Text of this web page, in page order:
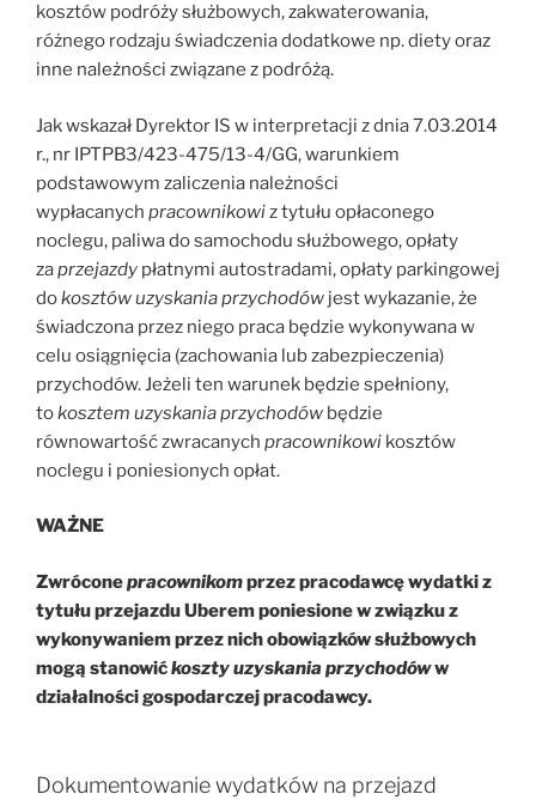
kosztów podróży służbowych, zakwaterowania,
różnego rodzaju świadczenia dodatkowe np. diety oraz
inne należności związane z podróżą.
Jak wskazał Dyrektor IS w interpretacji z dnia 7.03.2014
r., nr IPTPB3/423-475/13-4/GG, warunkiem
podstawowym zaliczenia należności
wypłacanych pracownikowiz tytułu opłaconego
noclegu, paliwa do samochodu służbowego, opłaty
zaprzejazdy płatnymi autostradami, opłaty parkingowej
dokosztów uzyskania przychodów jest wykazanie, że
świadczona przez niego praca będzie wykonywana w
celu osiągnięcia (zachowania lub zabezpieczenia)
przychodów. Jeżeli ten warunek będzie spełniony,
tokosztem uzyskania przychodów będzie
równowartość zwracanych pracownikowi kosztów
noclegu i poniesionych opłat.
WAŻNE
Zwróconepracownikomprzez pracodawcę wydatki z
tytułu przejazdu Uberem poniesione w związku z
wykonywaniem przez nich obowiązków służbowych
mogą stanowićkoszty uzyskania przychodóww
działalności gospodarczej pracodawcy.
Dokumentowanie wydatków na przejazd